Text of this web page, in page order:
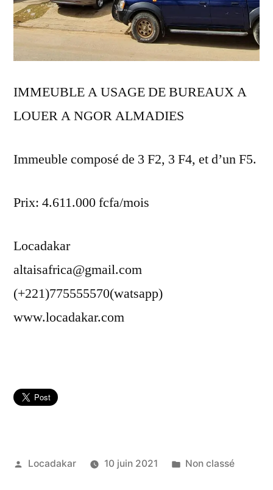
IMMEUBLE A USAGE DE BUREAUX A
LOUER A NGOR ALMADIES
Immeuble composé de 3 F2, 3 F4, et d’un F5.
Prix: 4.611.000 fcfa/mois
Locadakar
altaisafrica@gmail.com
(+221)775555570(watsapp)
www.locadakar.com
Publié
Locadakar 10 juin 2021
Publié
Non classé